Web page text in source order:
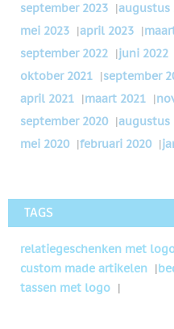
september 2023 |augustus
mei 2023 |april 2023 |
september 2022 |juni 2022
oktober 2021 |september
april 2021 |maart 2021 |
september 2020 |augustus
mei 2020 |februari 2020 |
TAGS
relatiegeschenken met
custom made artikelen
tassen met logo